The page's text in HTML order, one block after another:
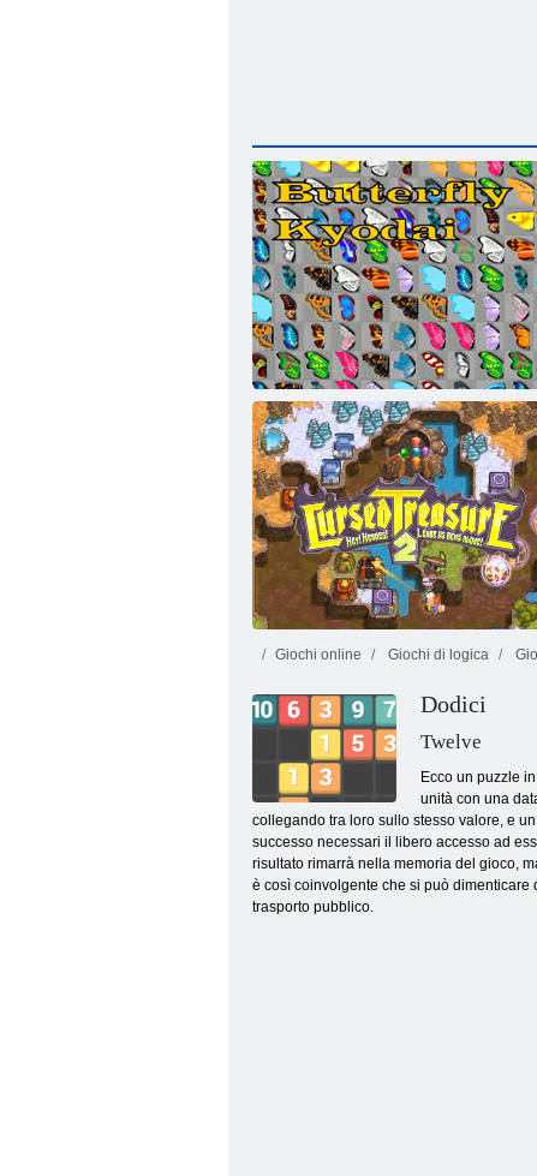
Farfalla Kyodai
Treasure maledetto 2
Giochi online Giochi di logica
Dodici
Twelve
Ecco un puzzle
unità con una
collegando tra loro sullo stesso valore, e
successo necessari il libero accesso ad
risultato rimarrà nella memoria del gioco,
è così coinvolgente che si può dimenticare
trasporto pubblico.